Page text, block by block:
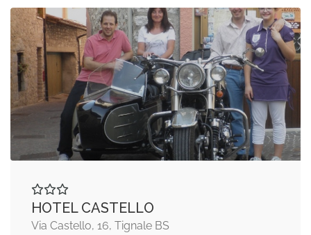
HOTEL CASTELLO
Via Castello, 16, Tignale BS